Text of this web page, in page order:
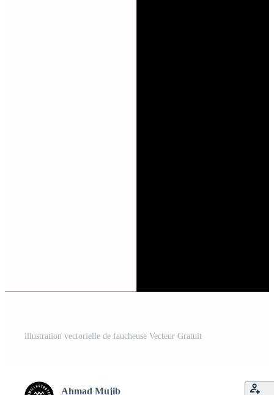
illustration vectorielle de faucheuse Vecteur Gratuit
Ahmad Mujib